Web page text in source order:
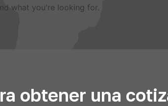
what you're looking for.
obtener una